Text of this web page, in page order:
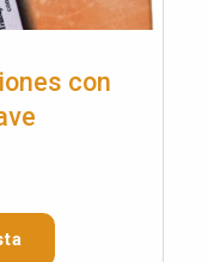
con